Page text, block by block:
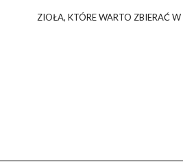
ZIOŁA, KTÓRE WARTO ZBIERAĆ W